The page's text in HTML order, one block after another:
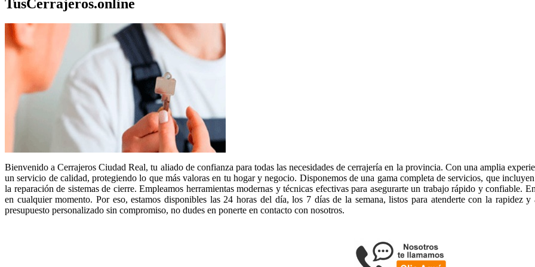
TusCerrajeros.online
Bienvenido a Cerrajeros Ciudad Real, tu aliado de confianza para todas las necesidades de cerrajería en la provincia. Con una amplia
un servicio de calidad, protegiendo lo que más valoras en tu hogar y negocio. Disponemos de una gama completa de servicios, que
la reparación de sistemas de cierre. Empleamos herramientas modernas y técnicas efectivas para asegurarte un trabajo rápido y confiable.
en cualquier momento. Por eso, estamos disponibles las 24 horas del día, los 7 días de la semana, listos para atenderte con la rapidez
presupuesto personalizado sin compromiso, no dudes en ponerte en contacto con nosotros.